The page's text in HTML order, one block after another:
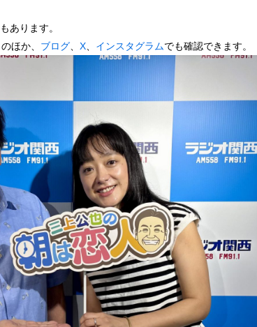
もあります。
のほか、 ブログ、 X、 インスタグラムでも確認できます。